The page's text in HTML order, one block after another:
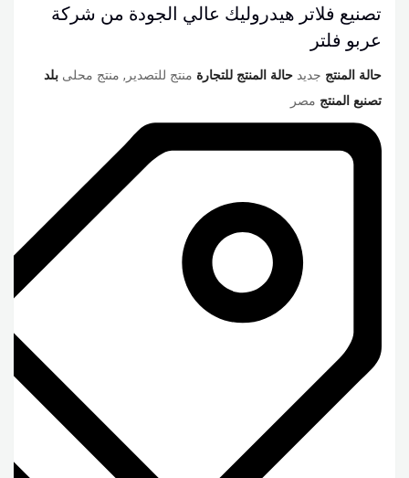
تصنيع فلاتر هيدروليك عالي الجودة من شركة
عربو فلتر
حالة المنتج جديد حالة المنتج للتجارة منتج للتصدير, منتج محلى بلد
تصنبع المنتج مصر